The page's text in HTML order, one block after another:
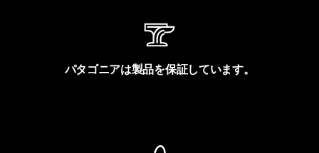
パタゴニアは製品を保証しています。